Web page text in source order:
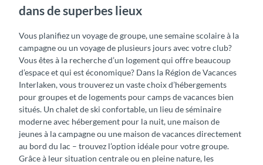
dans de superbes lieux
Vous planifiez un voyage de groupe, une semaine scolaire à la
campagne ou un voyage de plusieurs jours avec votre club?
Vous êtes à la recherche d’un logement qui offre beaucoup
d’espace et qui est économique? Dans la Région de Vacances
Interlaken, vous trouverez un vaste choix d’hébergements
pour groupes et de logements pour camps de vacances bien
situés. Un chalet de ski confortable, un lieu de séminaire
moderne avec hébergement pour la nuit, une maison de
jeunes à la campagne ou une maison de vacances directement
au bord du lac – trouvez l’option idéale pour votre groupe.
Grâce à leur situation centrale ou en pleine nature, les